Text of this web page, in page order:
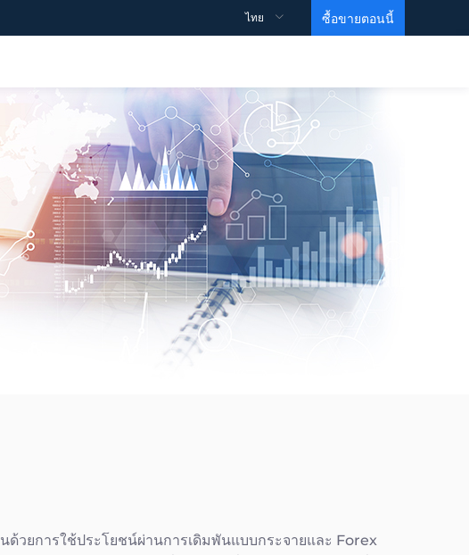
ไทย ซื้อขายตอนนี้
ข้อมูลจำเพาะการซื้อขาย
รายละเอียดสัญญา
สเปรด
บัญชีซื้อขาย
บัญชี ECN
บัญชีเลเวอเรจสูง
บัญชีอิสลาม
ข้อมูลเชิงลึก
ข้อมูล
ความเคลื่อนไหวของดัชนี
คำสั่งซื้อขายของธนาคารเพื่อการลงทุน
Gold ETF
EIA Crude Oil
วิดีโอการศึกษา
MARTIN VIDEO
หน่วยการสร้างพื้นฐาน
ระดับ 1
ระดับ 2
สนับสนุน
วิธีการเปิดบัญชี？
วิธีการเริ่มต้นการซื้อขาย？
วิธีทำกำไร？
คำถามที่พบบ่อย
ข้อตกลงและเงื่อนไข
ด้วยการใช้ประโยชน์ผ่านการเดิมพันแบบกระจายและ Forex